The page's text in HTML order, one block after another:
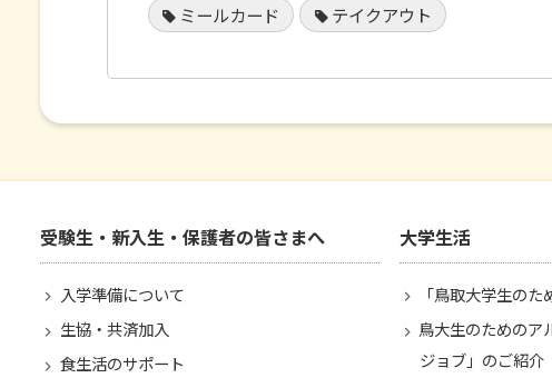
ミールカード テイクアウト
受験生・新入生・保護者の皆さまへ
入学準備について
生協・共済加入
食生活のサポート
大学生活
「鳥取大学生の
鳥大生のためのア
ジョブ」のご紹介